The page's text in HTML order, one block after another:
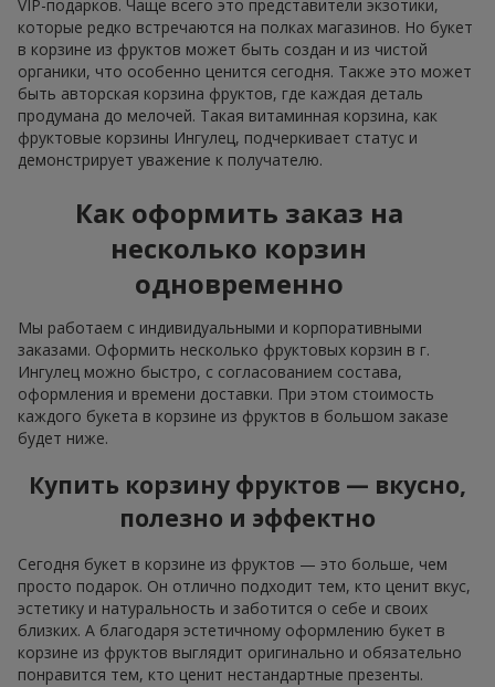
VIP-подарков. Чаще всего это представители экзотики,
которые редко встречаются на полках магазинов. Но букет
в корзине из фруктов может быть создан и из чистой
органики, что особенно ценится сегодня. Также это может
быть авторская корзина фруктов, где каждая деталь
продумана до мелочей. Такая витаминная корзина, как
фруктовые корзины Ингулец, подчеркивает статус и
демонстрирует уважение к получателю.
Как оформить заказ на
несколько корзин
одновременно
Мы работаем с индивидуальными и корпоративными
заказами. Оформить несколько фруктовых корзин в г.
Ингулец можно быстро, с согласованием состава,
оформления и времени доставки. При этом стоимость
каждого букета в корзине из фруктов в большом заказе
будет ниже.
Купить корзину фруктов — вкусно,
полезно и эффектно
Сегодня букет в корзине из фруктов — это больше, чем
просто подарок. Он отлично подходит тем, кто ценит вкус,
эстетику и натуральность и заботится о себе и своих
близких. А благодаря эстетичному оформлению букет в
корзине из фруктов выглядит оригинально и обязательно
понравится тем, кто ценит нестандартные презенты.